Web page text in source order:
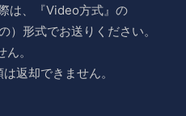
は、『Video方式』の
）形式でお送りください。
。
返却できません。